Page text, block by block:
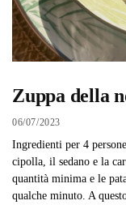
Zuppa della
06/07/2023
Ingredienti per 4
cipolla, il sedano e la
quantità minima e le
qualche minuto. A